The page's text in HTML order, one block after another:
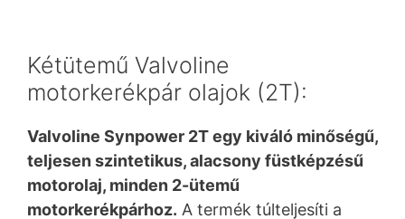
Kétütemű Valvoline
motorkerékpár olajok (2T):
Valvoline Synpower 2T egy kiváló minőségű,
teljesen szintetikus, alacsony füstképzésű
motorolaj, minden 2-ütemű
motorkerékpárhoz. A termék túlteljesíti a